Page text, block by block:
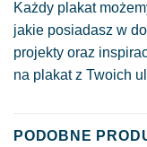
Każdy plakat
jakie posiadasz w
projekty oraz
na plakat z Twoich
PODOBNE